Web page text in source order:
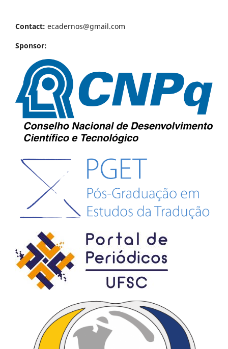
Contact: ecadernos@gmail.com
Sponsor: